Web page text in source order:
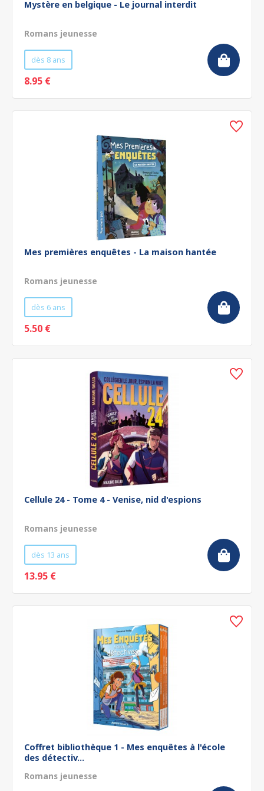
Mystère en belgique - Le journal interdit
Romans jeunesse
dès 8 ans
8.95 €
Mes premières enquêtes - La maison hantée
Romans jeunesse
dès 6 ans
5.50 €
Cellule 24 - Tome 4 - Venise, nid d'espions
Romans jeunesse
dès 13 ans
13.95 €
Coffret bibliothèque 1 - Mes enquêtes à l'école
des détectiv...
Romans jeunesse